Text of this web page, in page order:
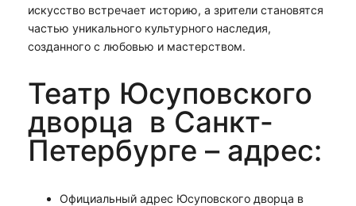
искусство встречает историю, а зрители становятся
частью уникального культурного наследия,
созданного с любовью и мастерством.
Театр Юсуповского
дворца в Санкт-
Петербурге – адрес:
Официальный адрес Юсуповского дворца в